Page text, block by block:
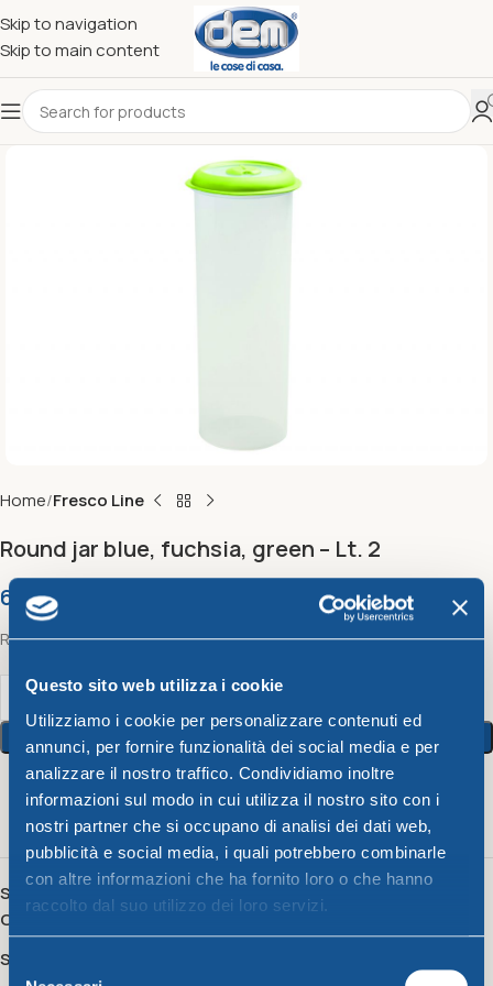
Questo sito web utilizza i cookie
Utilizziamo i cookie per personalizzare contenuti ed
annunci, per fornire funzionalità dei social media e per
analizzare il nostro traffico. Condividiamo inoltre
informazioni sul modo in cui utilizza il nostro sito con i
nostri partner che si occupano di analisi dei dati web,
pubblicità e social media, i quali potrebbero combinarle
con altre informazioni che ha fornito loro o che hanno
raccolto dal suo utilizzo dei loro servizi.
Selezione
Skip to navigation
Skip to main content
Home Fresco Line
Round jar blue, fuchsia, green – Lt. 2
6,40€
Round jar blue, fuchsia, green 10 x h 28 cm – Lt. 2
Add To Cart
16 People watching this product now!
SKU:
16330
Category:
Share: